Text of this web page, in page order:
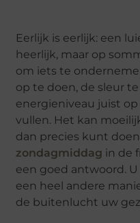
Eerlijk is eerlijk: een
heerlijk, maar op
om iets te
op te doen, de sleur
energieniveau juist
vullen. Het kan
dan precies kunt
zondagmiddag in de
een goed antwoord.
een heel andere
de buitenlucht uw